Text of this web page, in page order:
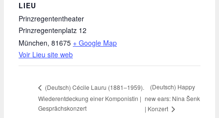
LIEU
Prinzregententheater
Prinzregentenplatz 12
München, 81675 + Google Map
Voir Lieu site web
(Deutsch) Cécile Lauru (1881‒1959).
Wiederentdeckung einer Komponistin |
Gesprächskonzert
(Deutsch) Happy
new ears: Nina Šenk
| Konzert